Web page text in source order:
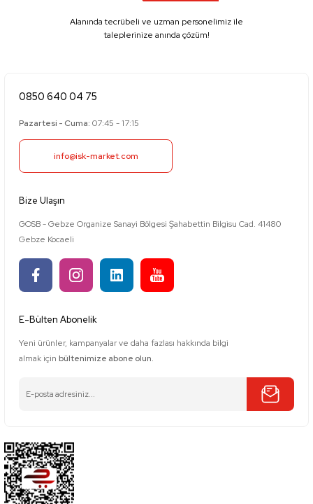
Alanında tecrübeli ve uzman personelimiz ile
taleplerinize anında çözüm!
0850 640 04 75
Pazartesi - Cuma: 07:45 - 17:15
info@isk-market.com
Bize Ulaşın
GOSB - Gebze Organize Sanayi Bölgesi Şahabettin Bilgisu Cad. 41480
Gebze Kocaeli
E-Bülten Abonelik
Yeni ürünler, kampanyalar ve daha fazlası hakkında bilgi
almak için bültenimize abone olun.